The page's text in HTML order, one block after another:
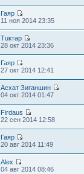
Гаяр
11 ноя 2014 23:35
Тuктар
28 окт 2014 23:36
Гаяр
27 окт 2014 12:41
Асхат Зиганшин
04 окт 2014 01:47
Firdaus
22 сен 2014 12:58
Гаяр
20 авг 2014 11:49
Alex
04 авг 2014 08:46